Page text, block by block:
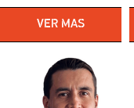
VER MAS